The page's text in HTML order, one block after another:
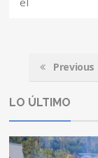
Previous
LO ÚLTIMO